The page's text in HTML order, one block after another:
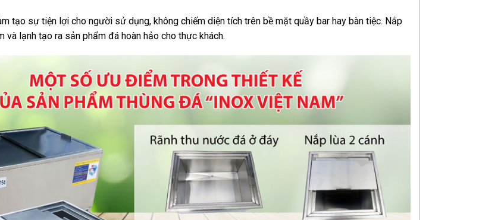
tạo sự tiện lợi cho người sử dụng, không chiếm diện tích trên bề mặt quầy bar hay bàn tiệc. Nắp
và lạnh tạo ra sản phẩm đá hoàn hảo cho thực khách.